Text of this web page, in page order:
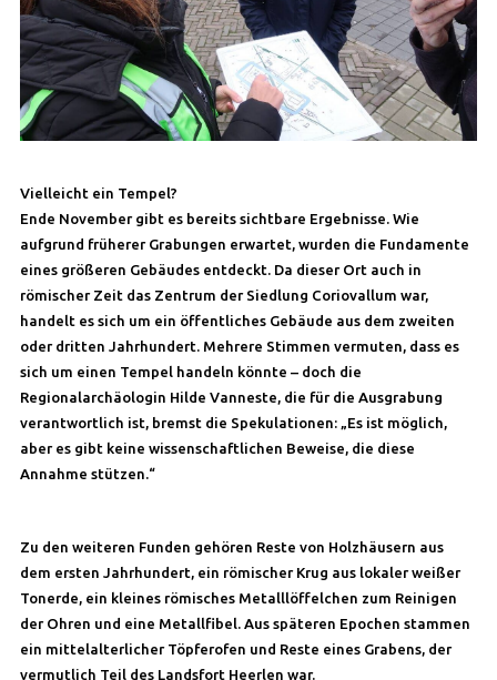
Vielleicht ein Tempel?
Ende November gibt es bereits sichtbare Ergebnisse. Wie
aufgrund früherer Grabungen erwartet, wurden die Fundamente
eines größeren Gebäudes entdeckt. Da dieser Ort auch in
römischer Zeit das Zentrum der Siedlung Coriovallum war,
handelt es sich um ein öffentliches Gebäude aus dem zweiten
oder dritten Jahrhundert. Mehrere Stimmen vermuten, dass es
sich um einen Tempel handeln könnte – doch die
Regionalarchäologin Hilde Vanneste, die für die Ausgrabung
verantwortlich ist, bremst die Spekulationen: „Es ist möglich,
aber es gibt keine wissenschaftlichen Beweise, die diese
Annahme stützen.“
Zu den weiteren Funden gehören Reste von Holzhäusern aus
dem ersten Jahrhundert, ein römischer Krug aus lokaler weißer
Tonerde, ein kleines römisches Metalllöffelchen zum Reinigen
der Ohren und eine Metallfibel. Aus späteren Epochen stammen
ein mittelalterlicher Töpferofen und Reste eines Grabens, der
vermutlich Teil des Landsfort Heerlen war.